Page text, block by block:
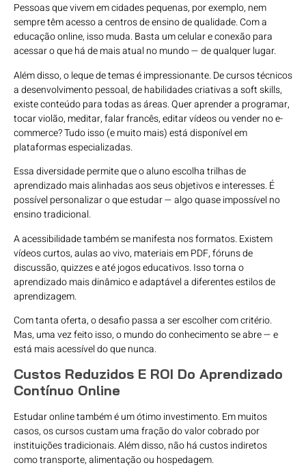
Pessoas que vivem em cidades pequenas, por exemplo, nem
sempre têm acesso a centros de ensino de qualidade. Com a
educação online, isso muda. Basta um celular e conexão para
acessar o que há de mais atual no mundo — de qualquer lugar.
Além disso, o leque de temas é impressionante. De cursos técnicos
a desenvolvimento pessoal, de habilidades criativas a soft skills,
existe conteúdo para todas as áreas. Quer aprender a programar,
tocar violão, meditar, falar francês, editar vídeos ou vender no e-
commerce? Tudo isso (e muito mais) está disponível em
plataformas especializadas.
Essa diversidade permite que o aluno escolha trilhas de
aprendizado mais alinhadas aos seus objetivos e interesses. É
possível personalizar o que estudar — algo quase impossível no
ensino tradicional.
A acessibilidade também se manifesta nos formatos. Existem
vídeos curtos, aulas ao vivo, materiais em PDF, fóruns de
discussão, quizzes e até jogos educativos. Isso torna o
aprendizado mais dinâmico e adaptável a diferentes estilos de
aprendizagem.
Com tanta oferta, o desafio passa a ser escolher com critério.
Mas, uma vez feito isso, o mundo do conhecimento se abre — e
está mais acessível do que nunca.
Custos Reduzidos E ROI Do Aprendizado
Contínuo Online
Estudar online também é um ótimo investimento. Em muitos
casos, os cursos custam uma fração do valor cobrado por
instituições tradicionais. Além disso, não há custos indiretos
como transporte, alimentação ou hospedagem.